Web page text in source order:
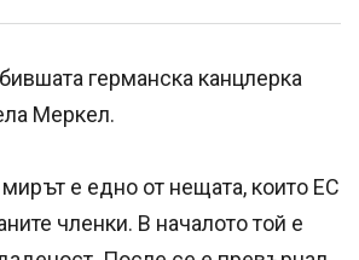
германска канцлерка
Меркел.
е едно от нещата, които ЕС
членки. В началото той е